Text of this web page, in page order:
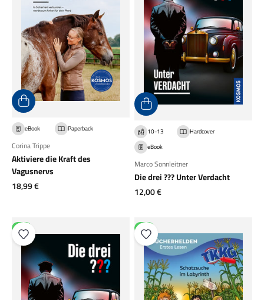
eBook Paperback
Corina Trippe
Aktiviere die Kraft des
Vagusnervs
Angebot
18,99 €
10-13
Hardcover
eBook
Marco Sonnleitner
Die drei ??? Unter Verdacht
Angebot
12,00 €
NEU NEU